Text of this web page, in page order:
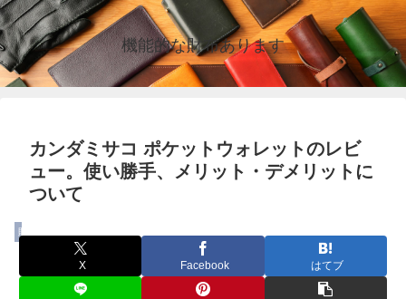
機能的な財布あります
カンダミサコ ポケットウォレットのレビ
ュー。使い勝手、メリット・デメリットに
ついて
財布
X Facebook はてブ